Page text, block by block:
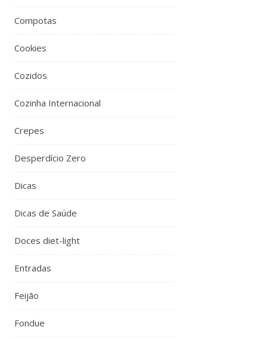
Compotas
Cookies
Cozidos
Cozinha Internacional
Crepes
Desperdício Zero
Dicas
Dicas de Saúde
Doces diet-light
Entradas
Feijão
Fondue